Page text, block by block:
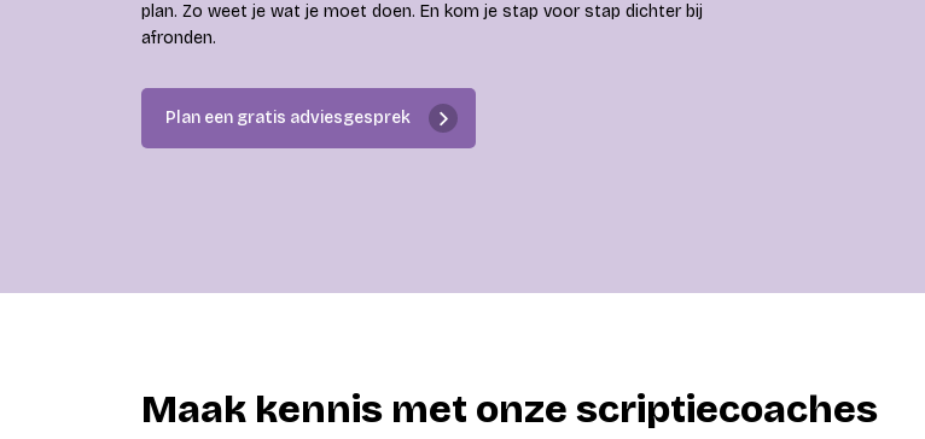
plan. Zo weet je wat je moet doen. En kom je stap voor stap dichter bij
afronden.
Plan een gratis adviesgesprek
Maak kennis met onze scriptiecoaches